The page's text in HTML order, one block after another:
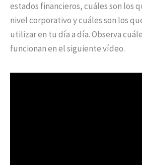
estados financieros, cuáles son los
nivel corporativo y cuáles son los
utilizar en tu día a día. Observa
funcionan en el siguiente vídeo.